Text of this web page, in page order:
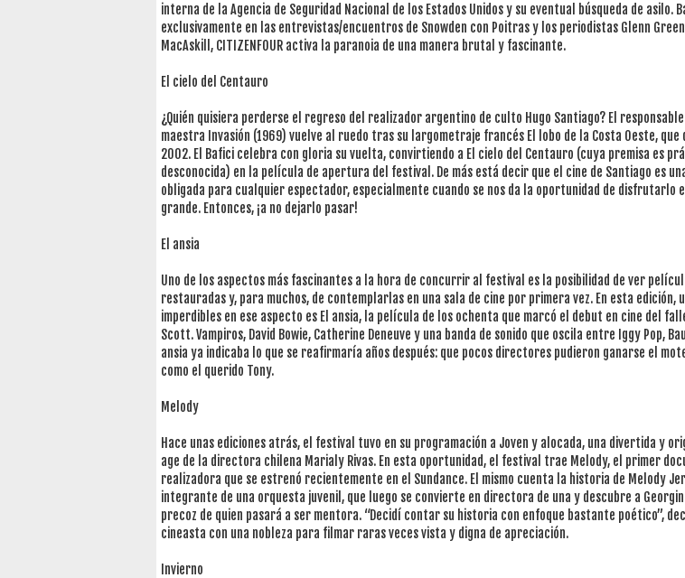
interna de la Agencia de Seguridad Nacional de los Estados Unidos y su eventual búsqueda de asilo.
exclusivamente en las entrevistas/encuentros de Snowden con Poitras y los periodistas Glenn
MacAskill, CITIZENFOUR activa la paranoia de una manera brutal y fascinante.
El cielo del Centauro
¿Quién quisiera perderse el regreso del realizador argentino de culto Hugo Santiago? El
maestra Invasión (1969) vuelve al ruedo tras su largometraje francés El lobo de la Costa Oeste, que
2002. El Bafici celebra con gloria su vuelta, convirtiendo a El cielo del Centauro (cuya premisa es
desconocida) en la película de apertura del festival. De más está decir que el cine de Santiago es
obligada para cualquier espectador, especialmente cuando se nos da la oportunidad de disfrutarlo
grande. Entonces, ¡a no dejarlo pasar!
El ansia
Uno de los aspectos más fascinantes a la hora de concurrir al festival es la posibilidad de ver
restauradas y, para muchos, de contemplarlas en una sala de cine por primera vez. En esta edición,
imperdibles en ese aspecto es El ansia, la película de los ochenta que marcó el debut en cine del
Scott. Vampiros, David Bowie, Catherine Deneuve y una banda de sonido que oscila entre Iggy Pop,
ansia ya indicaba lo que se reafirmaría años después: que pocos directores pudieron ganarse el
como el querido Tony.
Melody
Hace unas ediciones atrás, el festival tuvo en su programación a Joven y alocada, una divertida y
age de la directora chilena Marialy Rivas. En esta oportunidad, el festival trae Melody, el primer
realizadora que se estrenó recientemente en el Sundance. El mismo cuenta la historia de Melody
integrante de una orquesta juvenil, que luego se convierte en directora de una y descubre a
precoz de quien pasará a ser mentora. “Decidí contar su historia con enfoque bastante poético”,
cineasta con una nobleza para filmar raras veces vista y digna de apreciación.
Invierno